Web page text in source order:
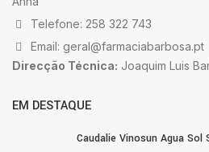
Telefone: 258 322 743
Email: geral@farmaciabarbosa.pt
Direcção Técnica: Joaquim Luis
EM DESTAQUE
Caudalie Vinosun Agua Sol